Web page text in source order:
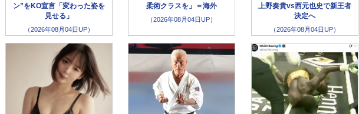
ン”をKO宣言「変わった姿を
見せる」
（2026年08月04日UP）
柔術クラスを」＝海外
（2026年08月04日UP）
上野奏貴vs西元也史で新王者
決定へ
（2026年08月04日UP）